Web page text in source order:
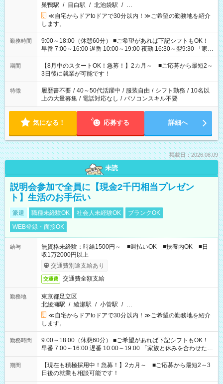
巣鴨駅 / 目白駅 / 北池袋駅 / …
≪自宅からドアtoドアで30分以内！≫ご希望の勤務地を紹介
します。
勤務時間
9:00～18:00（休憩60分） ■ご希望があれば下記シフトもOK！
早番 7:00～16:00 遅番 10:00～19:00 夜勤 16:30～翌9:30 「家族
と休みを合わせたい」 「余裕を持って夕飯の準備がしたい」
「できれば残業はしたくない」 など、ご希望を教えてください
ね。 ※Wワーク希望の方へ 今ご覧のお仕事で希望する勤務時間
と、もう1つのお仕事の勤務時間。 合計で週40時間を超える場
合は応募できません。
期間
【8月中のスタートOK！急募！】2カ月～ ■ご応募から最短2～
3日後に就業が可能です！
特徴 履歴書不要 / 40～50代活躍中 / 服装自由 / シフト勤務 / 10名以
上の大量募集 / 電話対応なし / パソコンスキル不要
気になる！ 応募する 詳細へ
掲載日：2026.08.09
未読
説明会参加で全員に【現金2千円相当プレゼン
ト】生活のお手伝い
派遣 職種未経験OK 社会人未経験OK
ブランクOK
WEB登録・面接OK
給与
無資格未経験：時給1500円～ ■週払いOK ■扶養内OK ■日
収1万2000円以上
交通費別途支給あり
交通費 交通費全額支給
勤務地
東京都足立区
北綾瀬駅 / 綾瀬駅 / 小菅駅 / …
≪自宅からドアtoドアで30分以内！≫ご希望の勤務地を紹介
します。
勤務時間
9:00～18:00（休憩60分） ■ご希望があれば下記シフトもOK！
早番 7:00～16:00 遅番 10:00～19:00 「家族と休みを合わせた
い」 「余裕を持って夕飯の準備がしたい」 「できれば残業はし
たくない」 など、ご希望を教えてくださいね。 ※Wワーク希望
の方へ 今ご覧のお仕事で希望する勤務時間と、もう1つのお仕事
の勤務時間。 合計で週40時間を超える場合は応募できません。
期間
【現在も積極採用中！急募！】2カ月～ ■ご応募から最短2～3
日後の就業も相談可能です！